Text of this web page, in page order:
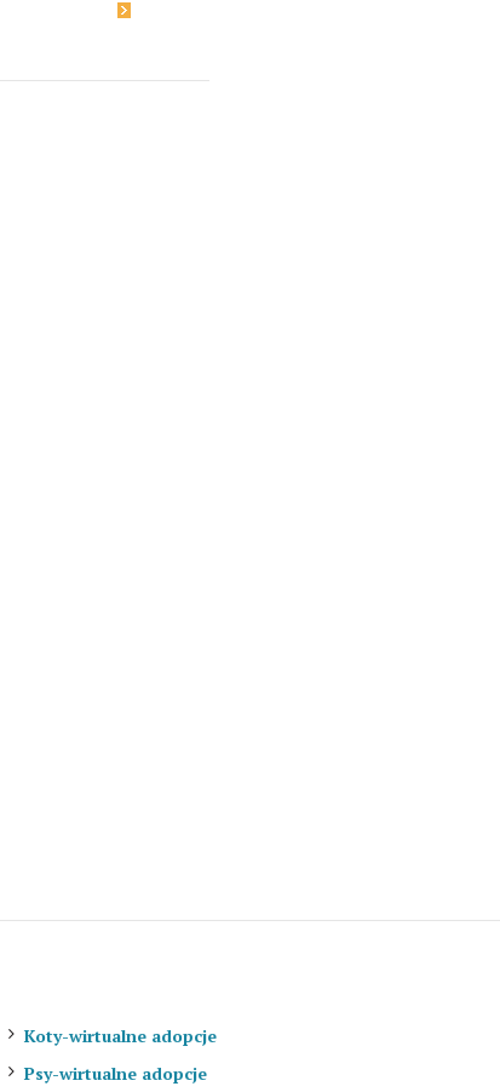
Koty-wirtualne adopcje
Psy-wirtualne adopcje